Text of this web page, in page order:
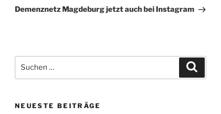
Beitrag
Demenznetz Magdeburg jetzt auch bei Instagram
nach:
NEUESTE BEITRÄGE